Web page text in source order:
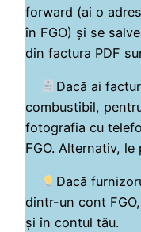
forward (ai o
în FGO) și se
din factura PDF
Dacă ai
combustibil,
fotografia cu
FGO. Alternativ,
Dacă
dintr-un cont
și în contul tău.